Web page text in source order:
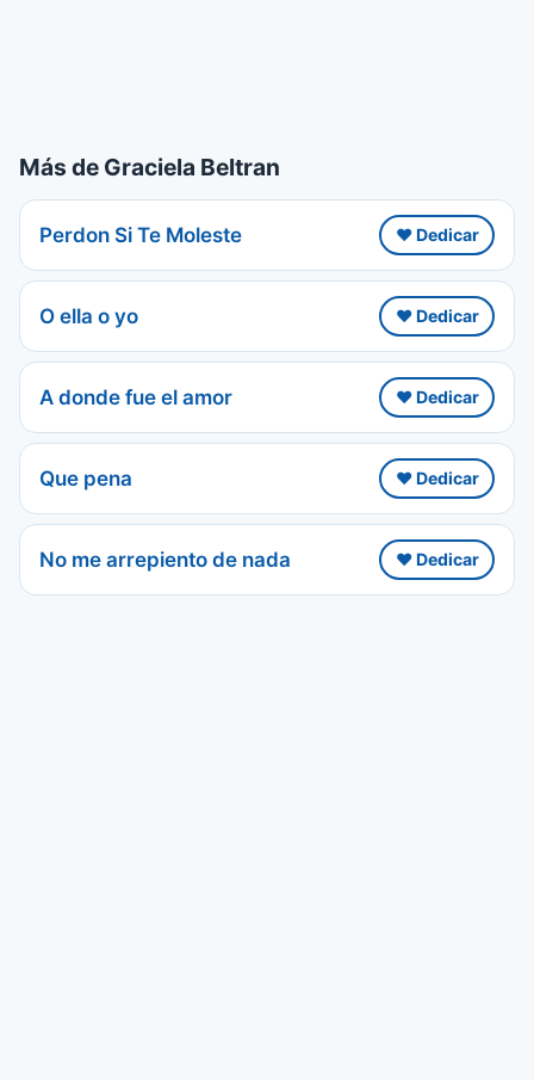
Más de Graciela Beltran
Perdon Si Te Moleste ❤️ Dedicar
O ella o yo ❤️ Dedicar
A donde fue el amor ❤️ Dedicar
Que pena ❤️ Dedicar
No me arrepiento de nada ❤️ Dedicar